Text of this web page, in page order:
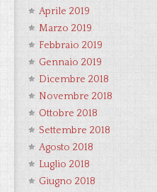
Aprile 2019
Marzo 2019
Febbraio 2019
Gennaio 2019
Dicembre 2018
Novembre 2018
Ottobre 2018
Settembre 2018
Agosto 2018
Luglio 2018
Giugno 2018